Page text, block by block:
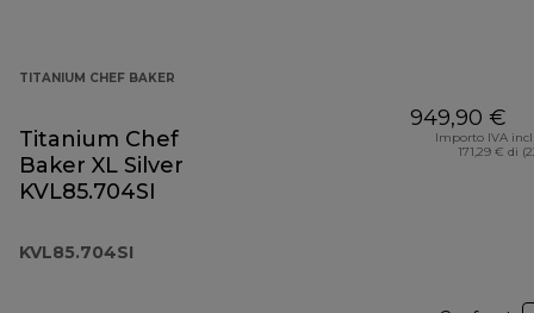
TITANIUM CHEF BAKER
Titanium Chef
Baker XL Silver
KVL85.704SI
KVL85.704SI
949,90 €
Importo IVA
171,29 € di